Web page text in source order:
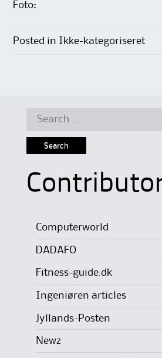
Foto:
Posted in Ikke-kategoriseret
Search
Computerworld
DADAFO
Fitness-guide.dk
Ingeniøren articles
Jyllands-Posten
Newz